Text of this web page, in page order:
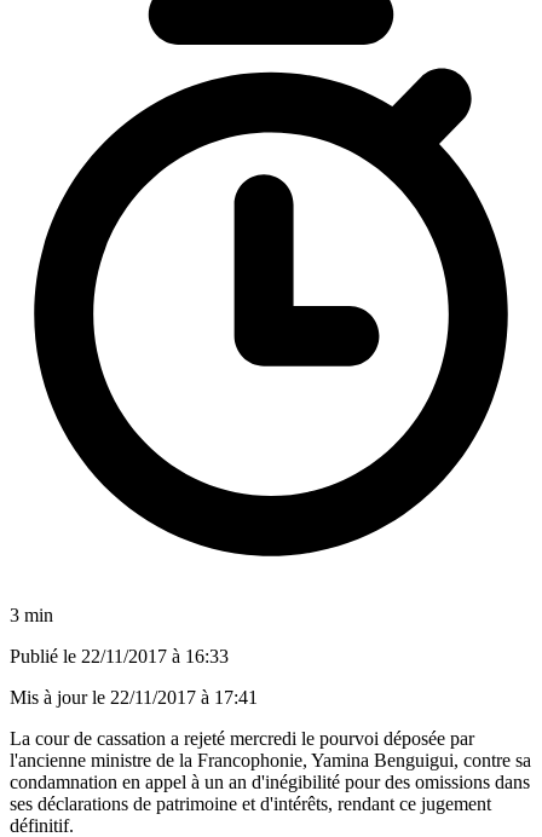
3 min
Publié le 22/11/2017 à 16:33
Mis à jour le 22/11/2017 à 17:41
La cour de cassation a rejeté mercredi le pourvoi déposée par
l'ancienne ministre de la Francophonie, Yamina Benguigui, contre sa
condamnation en appel à un an d'inégibilité pour des omissions dans
ses déclarations de patrimoine et d'intérêts, rendant ce jugement
définitif.